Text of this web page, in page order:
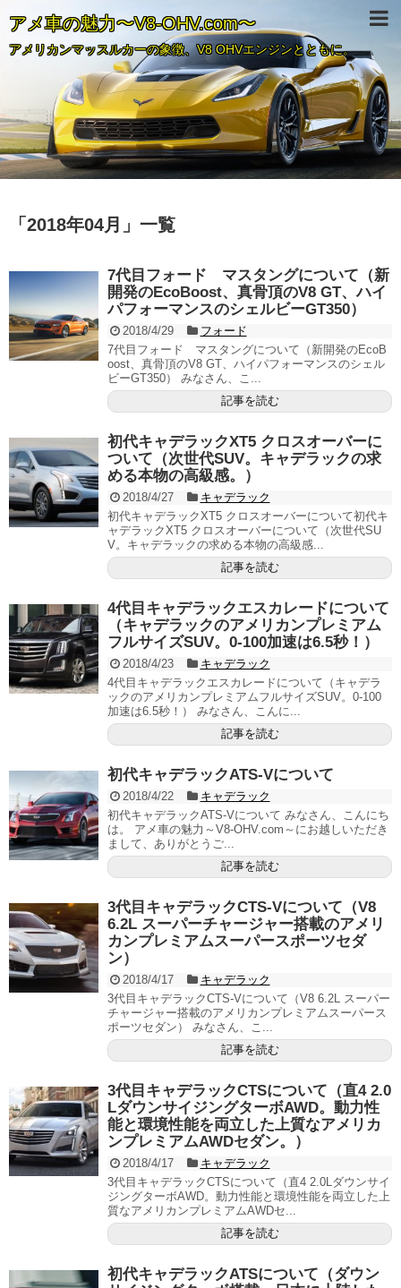
アメ車の魅力〜V8-OHV.com〜
アメリカンマッスルカーの象徴、V8 OHVエンジンとともに。
「 2018年04月 」 一覧
7代目フォード マスタングについて（新
開発のEcoBoost、真骨頂のV8 GT、ハイ
パフォーマンスのシェルビーGT350）
2018/4/29
フォード
7代目フォード マスタングについて（新開発のEcoB
oost、真骨頂のV8 GT、ハイパフォーマンスのシェル
ビーGT350） みなさん、こ...
記事を読む
初代キャデラックXT5 クロスオーバーに
ついて（次世代SUV。キャデラックの求
める本物の高級感。）
2018/4/27
キャデラック
初代キャデラックXT5 クロスオーバーについて初代キ
ャデラックXT5 クロスオーバーについて（次世代SU
V。キャデラックの求める本物の高級感...
記事を読む
4代目キャデラックエスカレードについて
（キャデラックのアメリカンプレミアム
フルサイズSUV。0-100加速は6.5秒！）
2018/4/23
キャデラック
4代目キャデラックエスカレードについて（キャデラ
ックのアメリカンプレミアムフルサイズSUV。0-100
加速は6.5秒！） みなさん、こんに...
記事を読む
初代キャデラックATS-Vについて
2018/4/22
キャデラック
初代キャデラックATS-Vについて みなさん、こんにち
は。 アメ車の魅力～V8-OHV.com～にお越しいただき
まして、ありがとうご...
記事を読む
3代目キャデラックCTS-Vについて（V8
6.2L スーパーチャージャー搭載のアメリ
カンプレミアムスーパースポーツセダ
ン）
2018/4/17
キャデラック
3代目キャデラックCTS-Vについて（V8 6.2L スーパー
チャージャー搭載のアメリカンプレミアムスーパース
ポーツセダン） みなさん、こ...
記事を読む
3代目キャデラックCTSについて（直4 2.0
LダウンサイジングターボAWD。動力性
能と環境性能を両立した上質なアメリカ
ンプレミアムAWDセダン。）
2018/4/17
キャデラック
3代目キャデラックCTSについて（直4 2.0Lダウンサイ
ジングターボAWD。動力性能と環境性能を両立した上
質なアメリカンプレミアムAWDセ...
記事を読む
初代キャデラックATSについて（ダウン